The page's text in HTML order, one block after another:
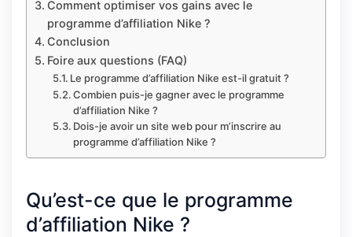
Comment optimiser vos gains avec le
programme d’affiliation Nike ?
Conclusion
Foire aux questions (FAQ)
Le programme d’affiliation Nike est-il gratuit ?
Combien puis-je gagner avec le programme
d’affiliation Nike ?
Dois-je avoir un site web pour m’inscrire au
programme d’affiliation Nike ?
Qu’est-ce que le programme
d’affiliation Nike ?